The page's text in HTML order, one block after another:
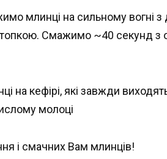
млинці на сильному вогні з
Смажимо ~40 секунд з
і смачних Вам млинців!